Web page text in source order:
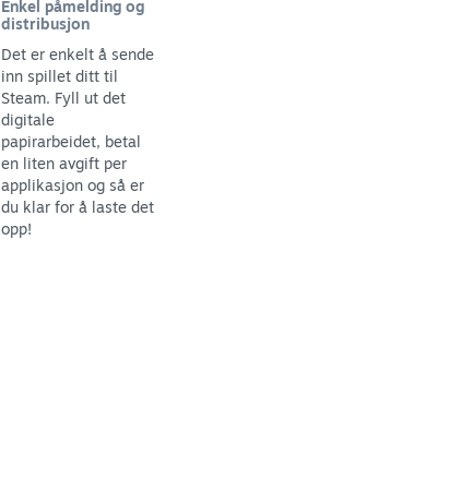
Enkel påmelding og
distribusjon
Det er enkelt å sende
inn spillet ditt til
Steam. Fyll ut det
digitale
papirarbeidet, betal
en liten avgift per
applikasjon og så er
du klar for å laste det
opp!